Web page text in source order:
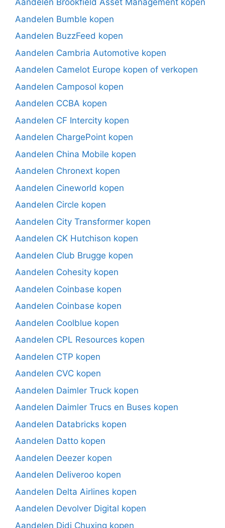
Aandelen Brookfield Asset Management kopen
Aandelen Bumble kopen
Aandelen BuzzFeed kopen
Aandelen Cambria Automotive kopen
Aandelen Camelot Europe kopen of verkopen
Aandelen Camposol kopen
Aandelen CCBA kopen
Aandelen CF Intercity kopen
Aandelen ChargePoint kopen
Aandelen China Mobile kopen
Aandelen Chronext kopen
Aandelen Cineworld kopen
Aandelen Circle kopen
Aandelen City Transformer kopen
Aandelen CK Hutchison kopen
Aandelen Club Brugge kopen
Aandelen Cohesity kopen
Aandelen Coinbase kopen
Aandelen Coinbase kopen
Aandelen Coolblue kopen
Aandelen CPL Resources kopen
Aandelen CTP kopen
Aandelen CVC kopen
Aandelen Daimler Truck kopen
Aandelen Daimler Trucs en Buses kopen
Aandelen Databricks kopen
Aandelen Datto kopen
Aandelen Deezer kopen
Aandelen Deliveroo kopen
Aandelen Delta Airlines kopen
Aandelen Devolver Digital kopen
Aandelen Didi Chuxing kopen